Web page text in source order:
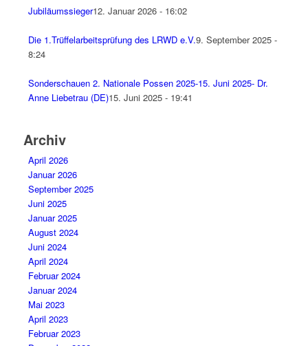
Jubiläumssieger12. Januar 2026 - 16:02
Die 1.Trüffelarbeitsprüfung des LRWD e.V.9. September 2025 -
8:24
Sonderschauen 2. Nationale Possen 2025-15. Juni 2025- Dr.
Anne Liebetrau (DE)15. Juni 2025 - 19:41
Archiv
April 2026
Januar 2026
September 2025
Juni 2025
Januar 2025
August 2024
Juni 2024
April 2024
Februar 2024
Januar 2024
Mai 2023
April 2023
Februar 2023